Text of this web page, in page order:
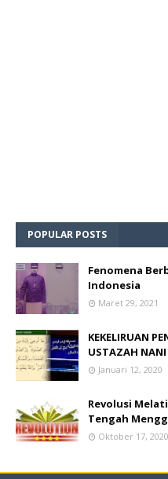
POPULAR POSTS
Fenomena
Indonesia
Maret 29, 2021
KEKELIRUAN
USTAZAH
Januari 12, 2020
Revolusi
Tengah
Oktober 17, 2020